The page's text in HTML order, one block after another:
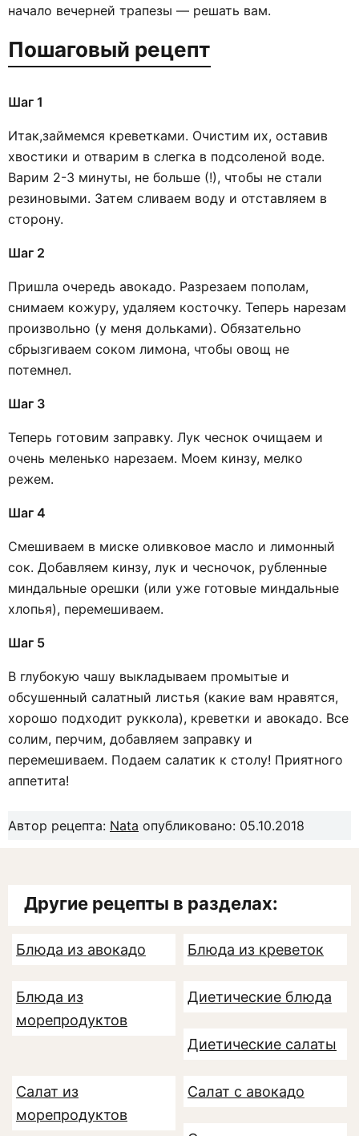
начало вечерней трапезы — решать вам.
Пошаговый рецепт
Шаг 1
Итак,займемся креветками. Очистим их, оставив
хвостики и отварим в слегка в подсоленой воде.
Варим 2-3 минуты, не больше (!), чтобы не стали
резиновыми. Затем сливаем воду и отставляем в
сторону.
Шаг 2
Пришла очередь авокадо. Разрезаем пополам,
снимаем кожуру, удаляем косточку. Теперь нарезам
произвольно (у меня дольками). Обязательно
сбрызгиваем соком лимона, чтобы овощ не
потемнел.
Шаг 3
Теперь готовим заправку. Лук чеснок очищаем и
очень меленько нарезаем. Моем кинзу, мелко
режем.
Шаг 4
Смешиваем в миске оливковое масло и лимонный
сок. Добавляем кинзу, лук и чесночок, рубленные
миндальные орешки (или уже готовые миндальные
хлопья), перемешиваем.
Шаг 5
В глубокую чашу выкладываем промытые и
обсушенный салатный листья (какие вам нравятся,
хорошо подходит руккола), креветки и авокадо. Все
солим, перчим, добавляем заправку и
перемешиваем. Подаем салатик к столу! Приятного
аппетита!
Автор рецепта: Nata опубликовано: 05.10.2018
Другие рецепты в разделах:
Блюда из авокадо Блюда из креветок
Блюда из
морепродуктов
Диетические блюда
Диетические салаты
Салат из
морепродуктов
Салат с авокадо